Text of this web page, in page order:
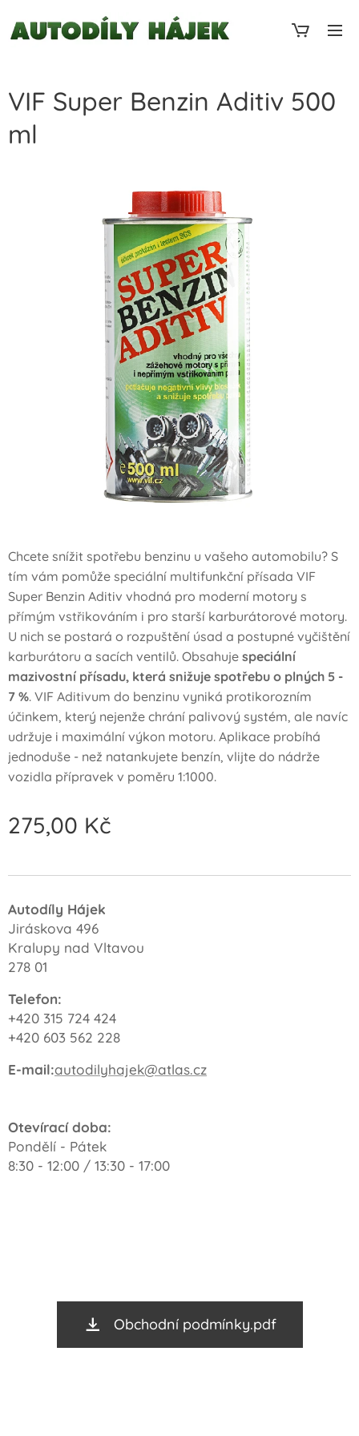
VIF Super Benzin Aditiv 500
ml
Chcete snížit spotřebu benzinu u vašeho automobilu? S
tím vám pomůže speciální multifunkční přísada VIF
Super Benzin Aditiv vhodná pro moderní motory s
přímým vstřikováním i pro starší karburátorové motory.
U nich se postará o rozpuštění úsad a postupné vyčištění
karburátoru a sacích ventilů. Obsahuje speciální
mazivostní přísadu, která snižuje spotřebu o plných 5 -
7 %. VIF Aditivum do benzinu vyniká protikorozním
účinkem, který nejenže chrání palivový systém, ale navíc
udržuje i maximální výkon motoru. Aplikace probíhá
jednoduše - než natankujete benzín, vlijte do nádrže
vozidla přípravek v poměru 1:1000.
275,00 Kč
Autodíly Hájek
Jiráskova 496
Kralupy nad Vltavou
278 01
Telefon:
+420 315 724 424
+420 603 562 228
E-mail:autodilyhajek@atlas.cz
Otevírací doba:
Pondělí - Pátek
8:30 - 12:00 / 13:30 - 17:00
Obchodní podmínky.pdf